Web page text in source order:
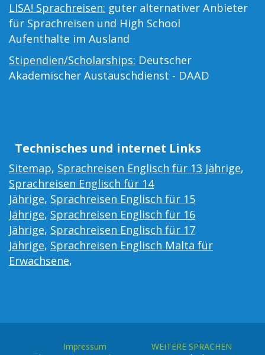
LISA! Sprachreisen: guter alternativer Anbieter
für Sprachreisen und High School
Aufenthalte im Ausland
Stipendien/Scholarships: Deutscher
Akademischer Austauschdienst - DAAD
Technisches und internet Links
Sitemap, Sprachreisen Englisch für 13 Jährige,
Sprachreisen Englisch für 14
Jährige, Sprachreisen Englisch für 15
Jährige, Sprachreisen Englisch für 16
Jährige, Sprachreisen Englisch für 17
Jährige, Sprachreisen Englisch Malta für
Erwachsene,
Impressum
WEITERE SPRACHEN